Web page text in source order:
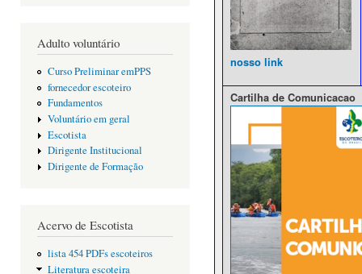
Adulto voluntário
Curso Preliminar emPPS
fornecedor escoteiro
Fundamentos
Voluntário em geral
Escotista
Dirigente Institucional
Dirigente de Formação
Acervo de Escotista
lista 454 PDFs escoteiros
Literatura escoteira
nosso link
Cartilha de Comunicacao